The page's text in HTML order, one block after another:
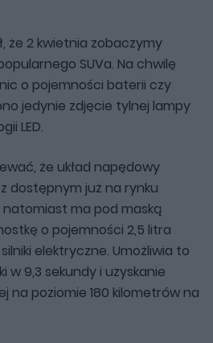
że 2 kwietnia zobaczymy
SUVa. Na chwilę
o pojemności baterii czy
jedynie zdjęcie tylnej lampy
LED.
że układ napędowy
dostępnym już na rynku
natomiast ma pod maską
o pojemności 2,5 litra
elektryczne. Umożliwia to
w 9,3 sekundy i uzyskanie
na poziomie 180 kilometrów na